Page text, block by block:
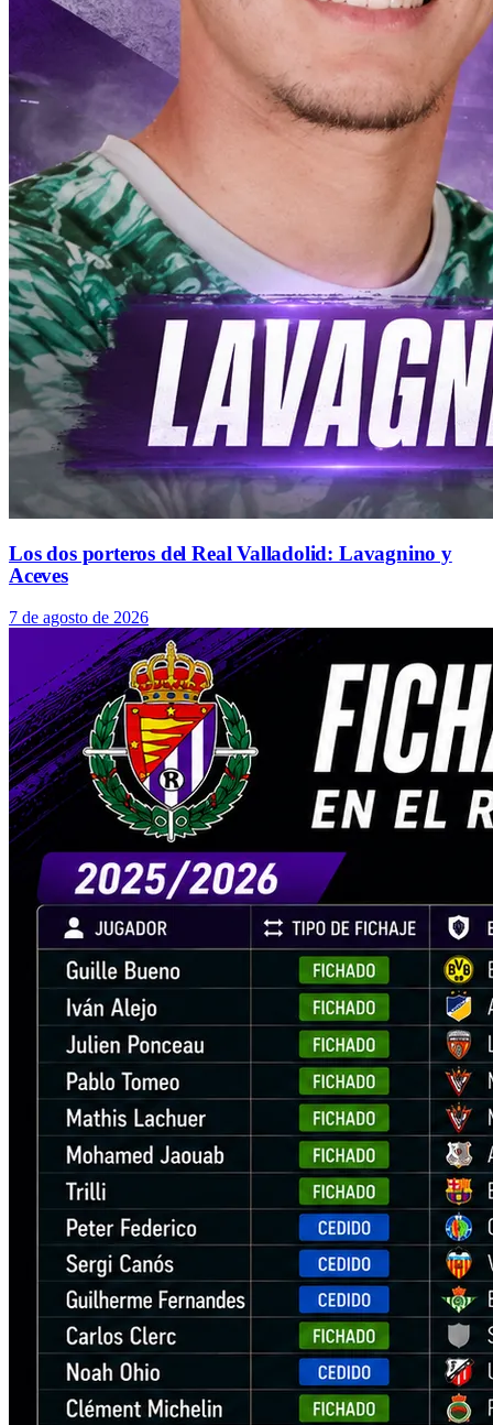
Los dos porteros del Real Valladolid: Lavagnino y
Aceves
7 de agosto de 2026